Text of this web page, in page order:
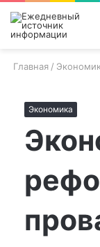
Главная /
Экономика